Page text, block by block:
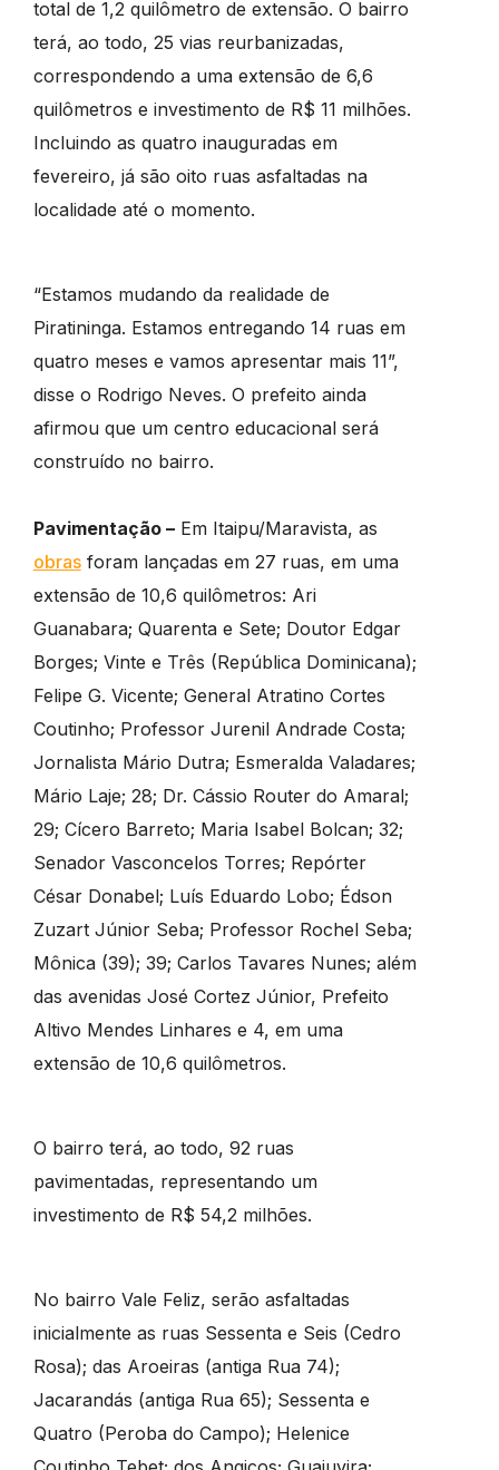
total de 1,2 quilômetro de extensão. O bairro
terá, ao todo, 25 vias reurbanizadas,
correspondendo a uma extensão de 6,6
quilômetros e investimento de R$ 11 milhões.
Incluindo as quatro inauguradas em
fevereiro, já são oito ruas asfaltadas na
localidade até o momento.
“Estamos mudando da realidade de
Piratininga. Estamos entregando 14 ruas em
quatro meses e vamos apresentar mais 11”,
disse o Rodrigo Neves. O prefeito ainda
afirmou que um centro educacional será
construído no bairro.
Pavimentação –Em Itaipu/Maravista, as
obrasforam lançadas em 27 ruas, em uma
extensão de 10,6 quilômetros: Ari
Guanabara; Quarenta e Sete; Doutor Edgar
Borges; Vinte e Três (República Dominicana);
Felipe G. Vicente; General Atratino Cortes
Coutinho; Professor Jurenil Andrade Costa;
Jornalista Mário Dutra; Esmeralda Valadares;
Mário Laje; 28; Dr. Cássio Router do Amaral;
29; Cícero Barreto; Maria Isabel Bolcan; 32;
Senador Vasconcelos Torres; Repórter
César Donabel; Luís Eduardo Lobo; Édson
Zuzart Júnior Seba; Professor Rochel Seba;
Mônica (39); 39; Carlos Tavares Nunes; além
das avenidas José Cortez Júnior, Prefeito
Altivo Mendes Linhares e 4, em uma
extensão de 10,6 quilômetros.
O bairro terá, ao todo, 92 ruas
pavimentadas, representando um
investimento de R$ 54,2 milhões.
No bairro Vale Feliz, serão asfaltadas
inicialmente as ruas Sessenta e Seis (Cedro
Rosa); das Aroeiras (antiga Rua 74);
Jacarandás (antiga Rua 65); Sessenta e
Quatro (Peroba do Campo); Helenice